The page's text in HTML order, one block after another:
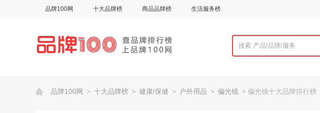
品牌100网 十大品牌榜 商品品牌榜 生活服务榜
品牌100网 > 十大品牌榜 > 健康/保健 > 户外用品 > 偏光镜 > 偏光镜十大品牌排行榜